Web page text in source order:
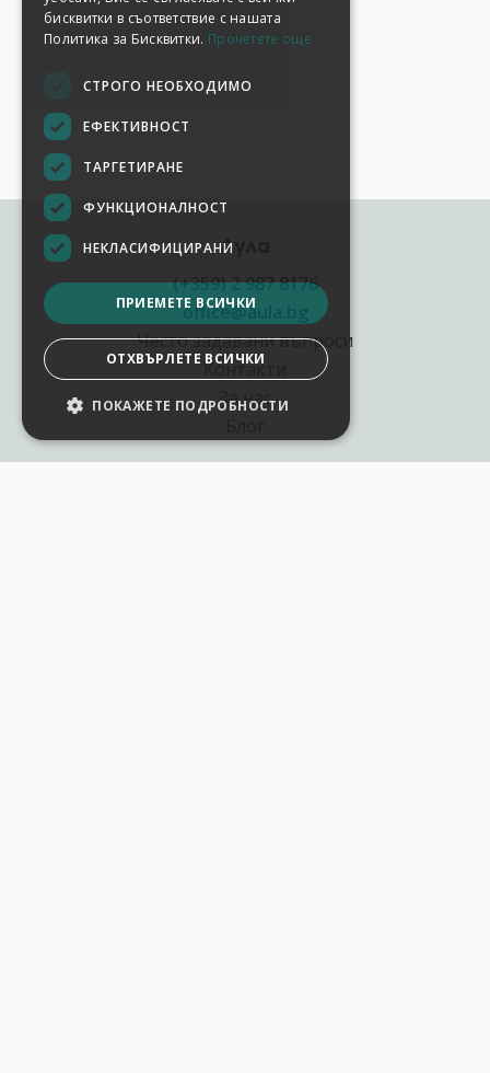
Аула
(+359) 2 987 8176
office@aula.bg
Често задавани въпроси
Контакти
За нас
бисквитки в съответствие с нашата
Политика за Бисквитки. Прочетете още
СТРОГО НЕОБХОДИМО
ЕФЕКТИВНОСТ
ТАРГЕТИРАНЕ
ФУНКЦИОНАЛНОСТ
НЕКЛАСИФИЦИРАНИ
ПРИЕМЕТЕ ВСИЧКИ
ОТХВЪРЛЕТЕ ВСИЧКИ
ПОКАЖЕТЕ ПОДРОБНОСТИ